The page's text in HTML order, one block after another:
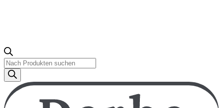
Produktsuche